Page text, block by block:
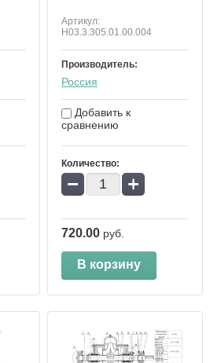
Артикул:
Н03.3.305.01.00.004
Производитель:
Россия
Добавить к
сравнению
Количество:
− +
720.00 руб.
В корзину